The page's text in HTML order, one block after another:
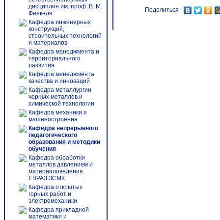
дисциплин им. проф. В. М.
Финкеля
Кафедра инженерных
конструкций,
строительных технологий
и материалов
Кафедра менеджмента и
территориального
развития
Кафедра менеджмента
качества и инноваций
Кафедра металлургии
черных металлов и
химической технологии
Кафедра механики и
машиностроения
Кафедра непрерывного
педагогического
образования и методики
обучения
Кафедра обработки
металлов давлением и
материаловедения.
ЕВРАЗ ЗСМК
Кафедра открытых
горных работ и
электромеханики
Кафедра прикладной
математики и
Поделиться